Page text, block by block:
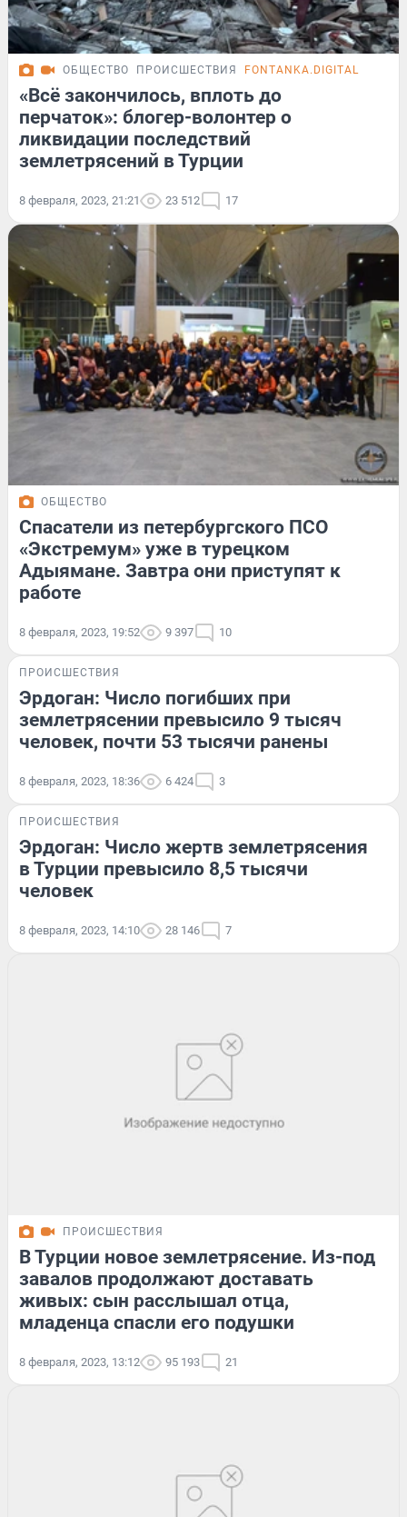
ОБЩЕСТВО ПРОИСШЕСТВИЯ FONTANKA.DIGITAL
«Всё закончилось, вплоть до
перчаток»: блогер-волонтер о
ликвидации последствий
землетрясений в Турции
8 февраля, 2023, 21:21 23 512 17
ОБЩЕСТВО
Спасатели из петербургского ПСО
«Экстремум» уже в турецком
Адыямане. Завтра они приступят к
работе
8 февраля, 2023, 19:52 9 397 10
ПРОИСШЕСТВИЯ
Эрдоган: Число погибших при
землетрясении превысило 9 тысяч
человек, почти 53 тысячи ранены
8 февраля, 2023, 18:36 6 424 3
ПРОИСШЕСТВИЯ
Эрдоган: Число жертв землетрясения
в Турции превысило 8,5 тысячи
человек
8 февраля, 2023, 14:10 28 146 7
ПРОИСШЕСТВИЯ
В Турции новое землетрясение. Из-под
завалов продолжают доставать
живых: сын расслышал отца,
младенца спасли его подушки
8 февраля, 2023, 13:12 95 193 21